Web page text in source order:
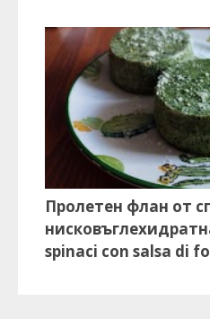
Пролетен флан от
spinaci con salsa di